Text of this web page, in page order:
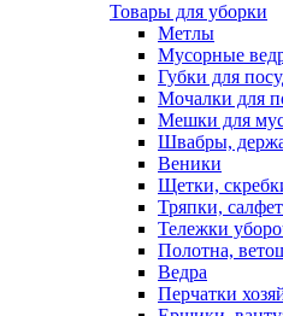
Товары для уборки
Метлы
Мусорные
Губки для
Мочалки для
Мешки для
Швабры,
Веники
Щетки,
Тряпки,
Тележки
Полотна,
Ведра
Перчатки